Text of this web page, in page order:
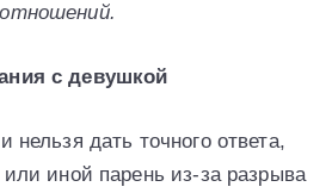
с девушкой
дать точного ответа,
иной парень из-за разрыва